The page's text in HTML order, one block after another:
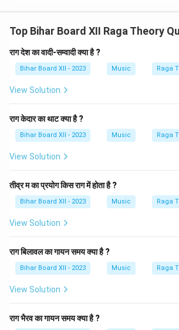
Top Bihar Board XII Raga Theory
राग देश का वादी-सम्वादी क्या है ?
Bihar Board XII - 2023 Music Raga
View Solution
राग केदार का थाट क्या है ?
Bihar Board XII - 2023 Music Raga
View Solution
तीव्र म का प्रयोग किस राग में होता है ?
Bihar Board XII - 2023 Music Raga
View Solution
राग बिलावल का गायन समय क्या है ?
Bihar Board XII - 2023 Music Raga
View Solution
राग भैरव का गायन समय क्या है ?